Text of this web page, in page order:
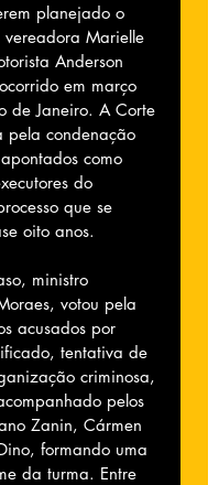
planejado o
vereadora Marielle
Anderson
em março
de Janeiro. A Corte
pela condenação
como
do
que se
oito anos.
ministro
votou pela
acusados por
tentativa de
criminosa,
pelos
Zanin, Cármen
formando uma
da turma. Entre